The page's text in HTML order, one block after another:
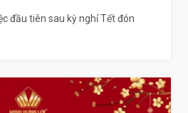
đầu tiên sau kỳ nghỉ Tết đón